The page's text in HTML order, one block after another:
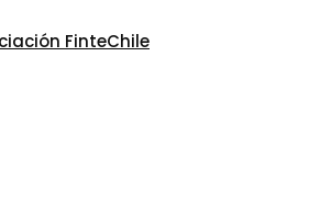
FinteChile